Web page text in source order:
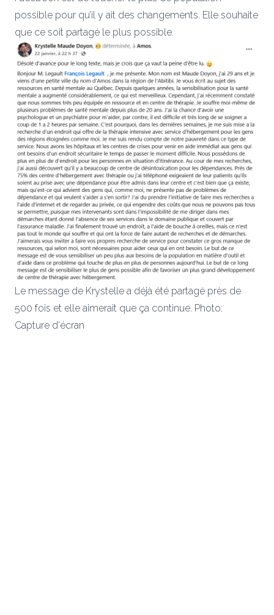
possible pour qu’il y ait des changements. Elle souhaite
que ce soit partagé le plus possible.
Le message de Krystelle a déjà été partagé près de
500 fois et elle aimerait que ça continue. Photo:
Capture d'écran